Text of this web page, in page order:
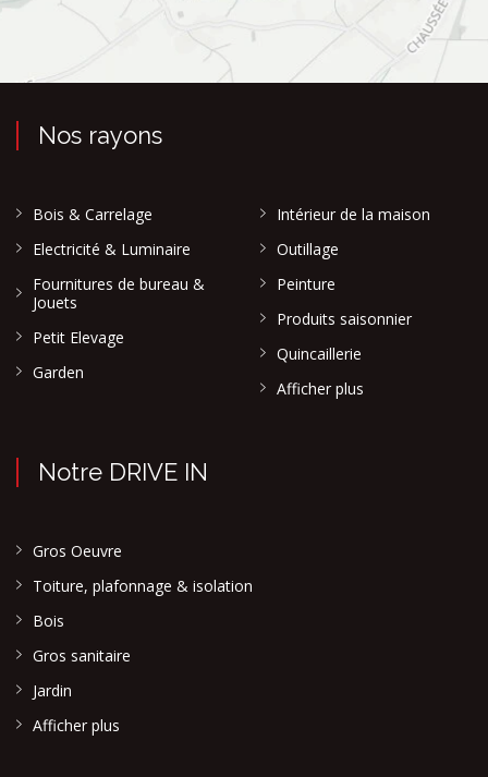
Nos rayons
Bois & Carrelage
Electricité & Luminaire
Fournitures de bureau &
Jouets
Petit Elevage
Garden
Intérieur de la maison
Outillage
Peinture
Produits saisonnier
Quincaillerie
Afficher plus
Notre DRIVE IN
Gros Oeuvre
Toiture, plafonnage & isolation
Bois
Gros sanitaire
Jardin
Afficher plus